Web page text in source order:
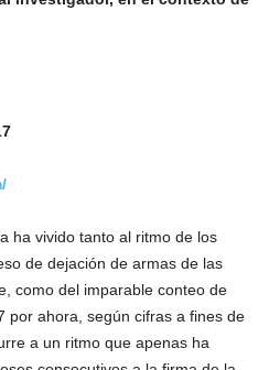
ha vivido tanto al ritmo de los
de dejación de armas de las
como del imparable conteo de
por ahora, según cifras a fines de
a un ritmo que apenas ha